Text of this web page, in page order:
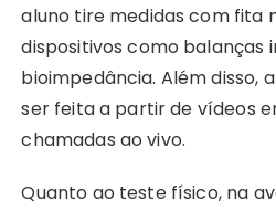
aluno tire medidas com fita
dispositivos como balanças
bioimpedância. Além disso,
ser feita a partir de vídeos
chamadas ao vivo.
Quanto ao teste físico, na